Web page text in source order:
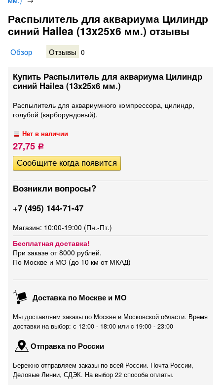
Распылитель для аквариума Цилиндр
синий Hailea (13x25x6 мм.) отзывы
Обзор Отзывы 0
Купить Распылитель для аквариума Цилиндр
синий Hailea (13x25x6 мм.)
Распылитель для аквариумного компрессора, цилиндр,
голубой (карборундовый).
Нет в наличии
27,75 Р
Возникли вопросы?
+7 (495) 144-71-47
Магазин: 10:00-19:00 (Пн.-Пт.)
Бесплатная доставка!
При заказе от 8000 рублей.
По Москве и МО (до 10 км от МКАД)
Доставка по Москве и МО
Мы доставляем заказы по Москве и Московской области. Время
доставки на выбор: с 12:00 - 18:00 или c 19:00 - 23:00
Отправка по России
Бережно отправляем заказы по всей России. Почта России,
Деловые Линии, СДЭК. На выбор 22 способа оплаты.